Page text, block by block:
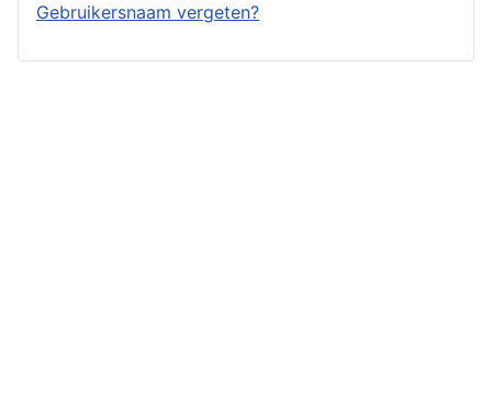
Gebruikersnaam vergeten?